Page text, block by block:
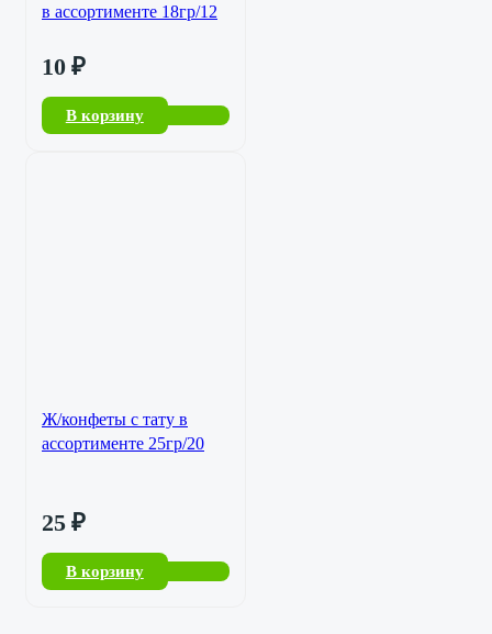
в ассортименте 18гр/12
10 ₽
В корзину
Ж/конфеты с тату в
ассортименте 25гр/20
25 ₽
В корзину